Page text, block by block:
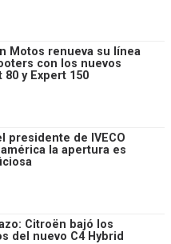
Motos renueva su línea
con los nuevos
80 y Expert 150
presidente de IVECO
la apertura es
Citroën bajó los
del nuevo C4 Hybrid